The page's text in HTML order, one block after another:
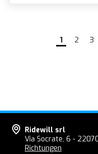
1 2 3
Ridewill srl
Via Socrate, 6 -
Richtungen